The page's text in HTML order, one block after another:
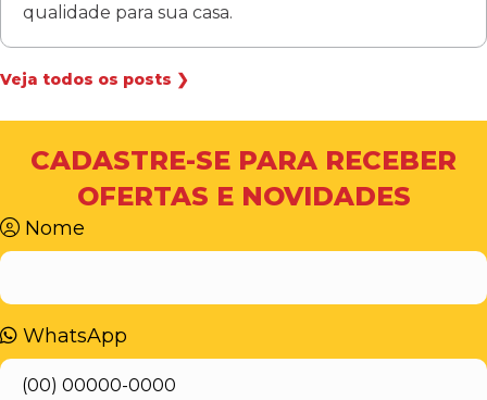
qualidade para sua casa.
Veja todos os posts ❯
CADASTRE-SE PARA RECEBER
OFERTAS E NOVIDADES
Nome
WhatsApp